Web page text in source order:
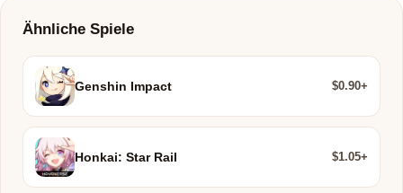
Ähnliche Spiele
Genshin Impact $0.90+
Honkai: Star Rail $1.05+